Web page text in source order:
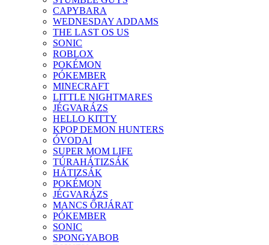
CAPYBARA
WEDNESDAY ADDAMS
THE LAST OS US
SONIC
ROBLOX
POKÉMON
PÓKEMBER
MINECRAFT
LITTLE NIGHTMARES
JÉGVARÁZS
HELLO KITTY
KPOP DEMON HUNTERS
ÓVODAI
SUPER MOM LIFE
TÚRAHÁTIZSÁK
HÁTIZSÁK
POKÉMON
JÉGVARÁZS
MANCS ŐRJÁRAT
PÓKEMBER
SONIC
SPONGYABOB